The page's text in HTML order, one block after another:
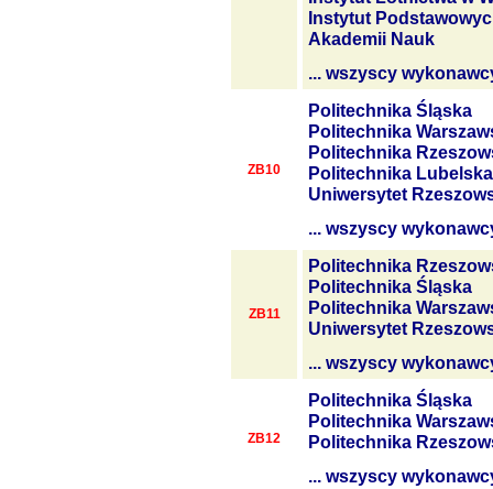
Instytut
Akademii Nauk
... wszyscy
ZB10
Politechnika Śląska
Politechnika
Politechnika
Politechnika Lubelska
Uniwersytet
... wszyscy
ZB11
Politechnika
Politechnika Śląska
Politechnika
Uniwersytet
... wszyscy
ZB12
Politechnika Śląska
Politechnika
Politechnika
... wszyscy